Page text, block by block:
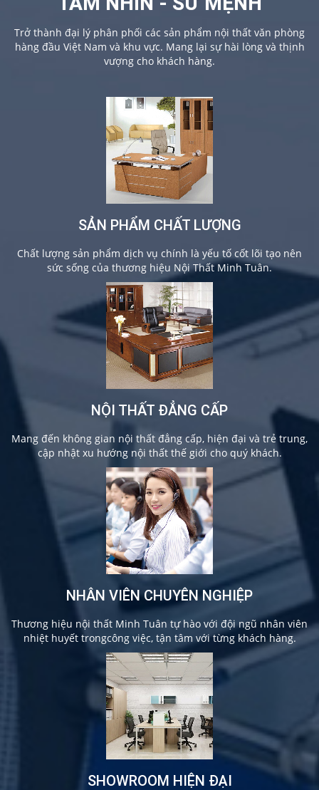
Trở thành đại lý phân phối các sản phẩm nội thất văn phòng
hàng đầu Việt Nam và khu vực. Mang lại sự hài lòng và thịnh
vượng cho khách hàng.
SẢN PHẨM CHẤT LƯỢNG
Chất lượng sản phẩm dịch vụ chính là yếu tố cốt lõi tạo nên
sức sống của thương hiệu Nội Thất Minh Tuân.
NỘI THẤT ĐẲNG CẤP
Mang đến không gian nội thất đẳng cấp, hiện đại và trẻ trung,
cập nhật xu hướng nội thất thế giới cho quý khách.
NHÂN VIÊN CHUYÊN NGHIỆP
Thương hiệu nội thất Minh Tuân tự hào với đội ngũ nhân viên
nhiệt huyết trongcông việc, tận tâm với từng khách hàng.
SHOWROOM HIỆN ĐẠI